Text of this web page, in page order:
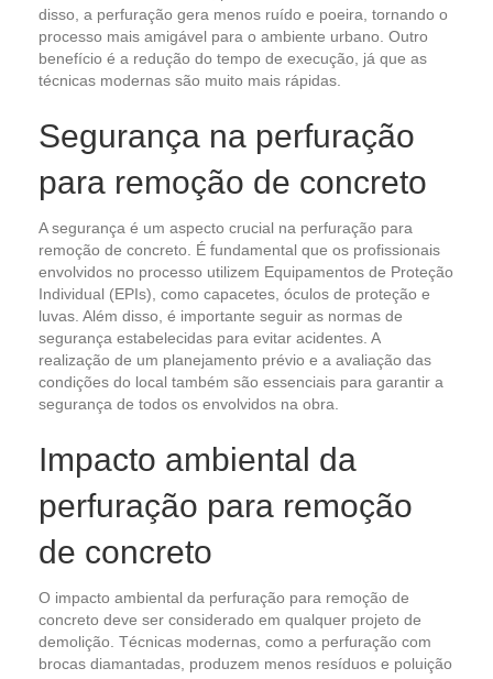
disso, a perfuração gera menos ruído e poeira, tornando o
processo mais amigável para o ambiente urbano. Outro
benefício é a redução do tempo de execução, já que as
técnicas modernas são muito mais rápidas.
Segurança na perfuração
para remoção de concreto
A segurança é um aspecto crucial na perfuração para
remoção de concreto. É fundamental que os profissionais
envolvidos no processo utilizem Equipamentos de Proteção
Individual (EPIs), como capacetes, óculos de proteção e
luvas. Além disso, é importante seguir as normas de
segurança estabelecidas para evitar acidentes. A
realização de um planejamento prévio e a avaliação das
condições do local também são essenciais para garantir a
segurança de todos os envolvidos na obra.
Impacto ambiental da
perfuração para remoção
de concreto
O impacto ambiental da perfuração para remoção de
concreto deve ser considerado em qualquer projeto de
demolição. Técnicas modernas, como a perfuração com
brocas diamantadas, produzem menos resíduos e poluição